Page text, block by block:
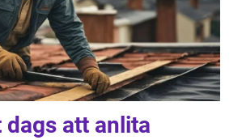
dags att anlita